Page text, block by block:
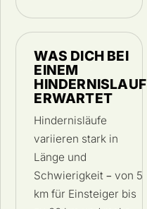
WAS DICH BEI
EINEM
HINDERNISLAUF
ERWARTET
Hindernisläufe
variieren stark in
Länge und
Schwierigkeit – von 5
km für Einsteiger bis